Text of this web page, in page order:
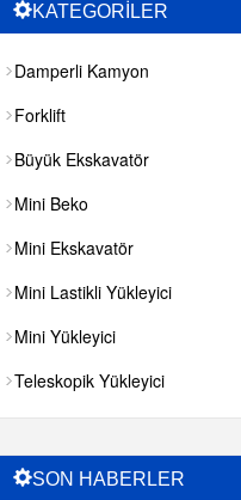
KATEGORİLER
Damperli Kamyon
Forklift
Büyük Ekskavatör
Mini Beko
Mini Ekskavatör
Mini Lastikli Yükleyici
Mini Yükleyici
Teleskopik Yükleyici
SON HABERLER